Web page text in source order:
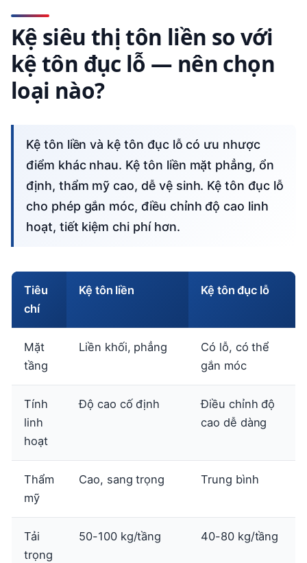
Kệ siêu thị tôn liền so với
kệ tôn đục lỗ — nên chọn
loại nào?
Kệ tôn liền và kệ tôn đục lỗ có ưu nhược
điểm khác nhau. Kệ tôn liền mặt phẳng, ổn
định, thẩm mỹ cao, dễ vệ sinh. Kệ tôn đục lỗ
cho phép gắn móc, điều chỉnh độ cao linh
hoạt, tiết kiệm chi phí hơn.
Tiêu
chí
Kệ tôn liền Kệ tôn đục lỗ
Mặt
tầng
Liền khối, phẳng
Có lỗ, có thể
gắn móc
Tính
linh
hoạt
Độ cao cố định
Điều chỉnh độ
cao dễ dàng
Thẩm
mỹ
Cao, sang trọng Trung bình
Tải
trọng
50-100 kg/tầng 40-80 kg/tầng